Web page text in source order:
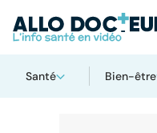
Santé Bien-être